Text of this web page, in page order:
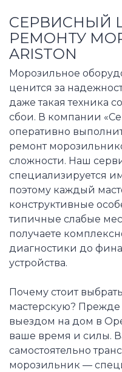
СЕРВИСНЫЙ
РЕМОНТУ
ARISTON
Морозильное
ценится за
даже такая техника
сбои. В компании
оперативно
ремонт
сложности. Наш
специализируется
поэтому каждый
конструктивные
типичные слабые
получаете
диагностики до
устройства.
Почему стоит
мастерскую? Прежде
выездом на дом в
ваше время и силы.
самостоятельно
морозильник —